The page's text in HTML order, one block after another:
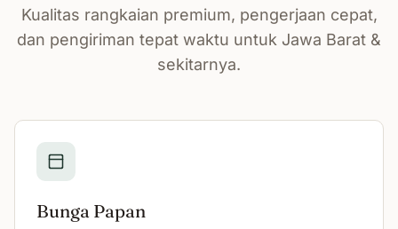
Kualitas rangkaian premium, pengerjaan cepat,
dan pengiriman tepat waktu untuk Jawa Barat &
sekitarnya.
Bunga Papan